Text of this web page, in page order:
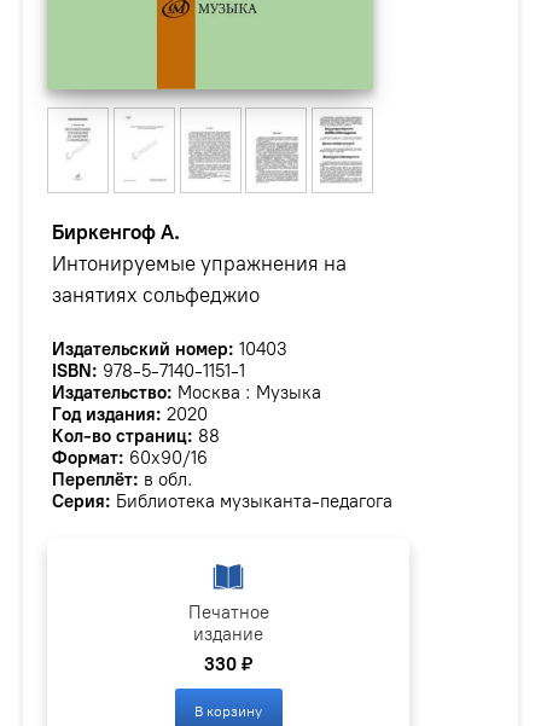
Биркенгоф А.
Интонируемые упражнения на
занятиях сольфеджио
Издательский номер: 10403
ISBN: 978-5-7140-1151-1
Издательство: Москва : Музыка
Год издания: 2020
Кол-во страниц: 88
Формат: 60х90/16
Переплёт: в обл.
Серия: Библиотека музыканта-педагога
Печатное
издание
330 ₽
В корзину